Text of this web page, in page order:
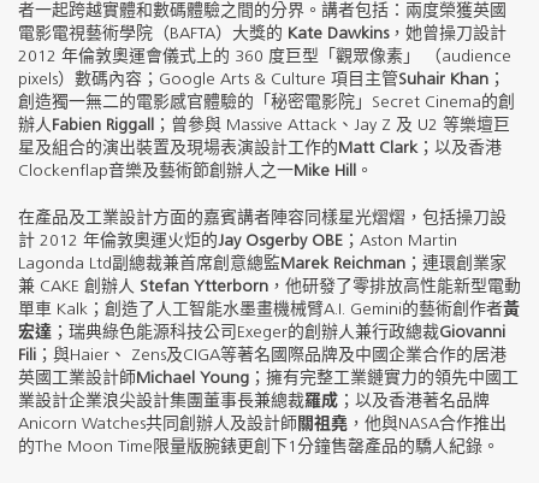
者一起跨越實體和數碼體驗之間的分界。講者包括：兩度榮獲英國
電影電視藝術學院（BAFTA）大獎的 Kate Dawkins，她曾操刀設計
2012 年倫敦奧運會儀式上的 360 度巨型「觀眾像素」 （audience
pixels）數碼內容；Google Arts & Culture 項目主管Suhair Khan ；
創造獨一無二的電影感官體驗的「秘密電影院」Secret Cinema的創
辦人 Fabien Riggall
；曾參與 Massive Attack、Jay Z 及 U2 等樂壇巨
星及組合的演出裝置及現場表演設計工作的Matt Clark；以及香港
Clockenflap音樂及藝術節創辦人之一Mike Hill 。
在產品及工業設計方面的嘉賓講者陣容同樣星光熠熠，包括操刀設
計 2012 年倫敦奧運火炬的Jay Osgerby OBE ；Aston Martin
Lagonda Ltd副總裁兼首席創意總監Marek Reichman ；連環創業家
兼 CAKE 創辦人 Stefan Ytterborn ，他研發了零排放高性能新型電動
單車 Kalk；創造了人工智能水墨畫機械臂A.I. Gemini的藝術創作者黃
宏達 ；瑞典綠色能源科技公司Exeger的創辦人兼行政總裁Giovanni
Fili ；與Haier、 Zens及CIGA等著名國際品牌及中國企業合作的居港
英國工業設計師Michael Young ；擁有完整工業鏈實力的領先中國工
業設計企業浪尖設計集團董事長兼總裁羅成 ；以及香港著名品牌
Anicorn Watches共同創辦人及設計師 關祖堯 ，他與NASA合作推出
的The Moon Time限量版腕錶更創下1分鐘售罄產品的驕人紀錄。